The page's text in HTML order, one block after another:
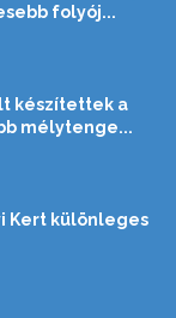
folyój...
készítettek a
mélytenge...
Kert különleges